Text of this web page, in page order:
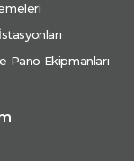
Pano Ekipmanları